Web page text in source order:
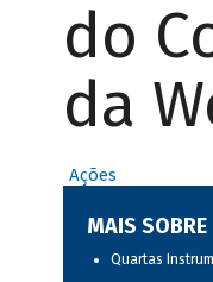
do
da
Ações
MAIS
Quartas